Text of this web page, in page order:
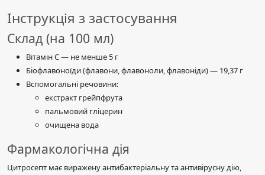
Інструкція з застосування
Склад (на 100 мл)
Вітамін C — не менше 5 г
Біофлавоноїди (флавони, флавоноли, флавоніди) — 19,37 г
Вспомогальні речовини:
екстракт грейпфрута
пальмовий гліцерин
очищена вода
Фармакологічна дія
Цитросепт має виражену антибактеріальну та антивірусну дію,